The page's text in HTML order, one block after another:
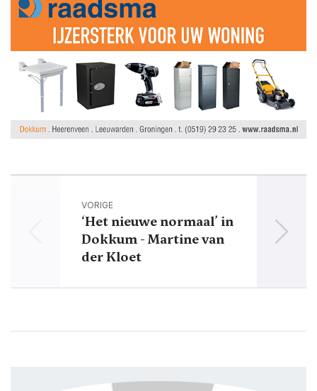
VORIGE
‘Het nieuwe normaal’ in
Dokkum - Martine van
der Kloet